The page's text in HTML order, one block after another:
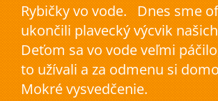
Rybičky vo vode. Dnes sme
ukončili plavecký výcvik
Deťom sa vo vode veľmi
to užívali a za odmenu si
Mokré vysvedčenie.